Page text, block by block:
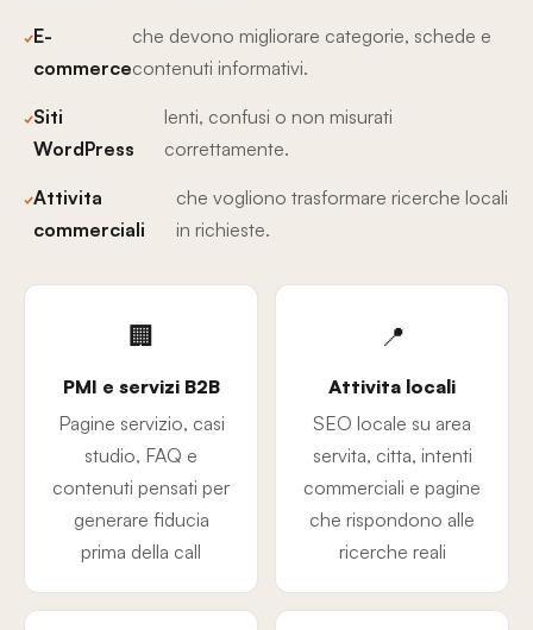
E-
commerce
che devono migliorare categorie, schede e
contenuti informativi.
Siti
WordPress
lenti, confusi o non misurati
correttamente.
Attivita
commerciali
che vogliono trasformare ricerche locali
in richieste.
🏢
PMI e servizi B2B
Pagine servizio, casi
studio, FAQ e
contenuti pensati per
generare fiducia
prima della call
📍
Attivita locali
SEO locale su area
servita, citta, intenti
commerciali e pagine
che rispondono alle
ricerche reali